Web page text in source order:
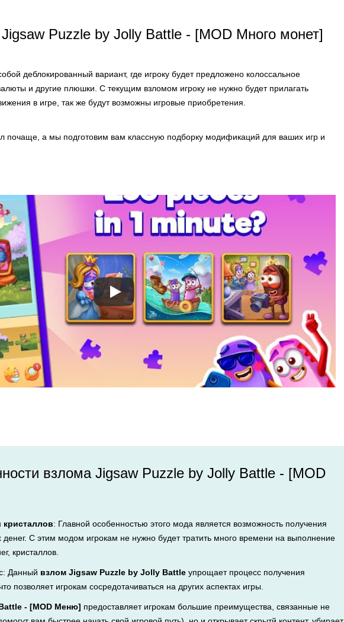
Puzzle by Jolly Battle - [MOD Много монет]
деблокированный вариант, где игроку будет предложено колоссальное
и другие плюшки. С текущим взломом игроку не нужно будет прилагать
в игре, так же будут возможны игровые приобретения.
почаще, а мы подготовим вам классную подборку модификаций для ваших игр и
взлома Jigsaw Puzzle by Jolly Battle - [MOD
кристаллов: Главной особенностью этого мода является возможность получения
денег. С этим модом игрокам не нужно будет тратить много времени на выполнение
кристаллов.
Данный взлом Jigsaw Puzzle by Jolly Battle упрощает процесс получения
позволяет игрокам сосредотачиваться на других аспектах игры.
- [MOD Меню] предоставляет игрокам большие преимущества, связанные не